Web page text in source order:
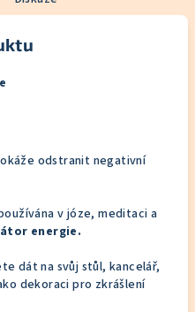
odstranit negativní
v józe, meditaci a
energie.
dát na svůj stůl, kancelář,
dekoraci pro zkrášlení